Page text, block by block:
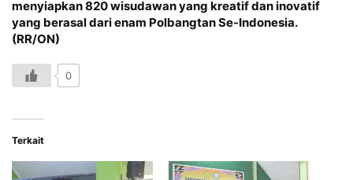
menyiapkan 820 wisudawan yang kreatif dan inovatif
yang berasal dari enam Polbangtan Se-Indonesia.
(RR/ON)
0
Terkait